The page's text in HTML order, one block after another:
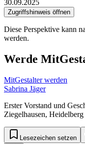
30.09.2025
Zugriffshinweis öffnen
Diese Perspektive kann
werden.
Werde
MitGestalter werden
Sabrina Jäger
Erster Vorstand und
Ziegelhausen, Heidelberg
Lesezeichen setzen